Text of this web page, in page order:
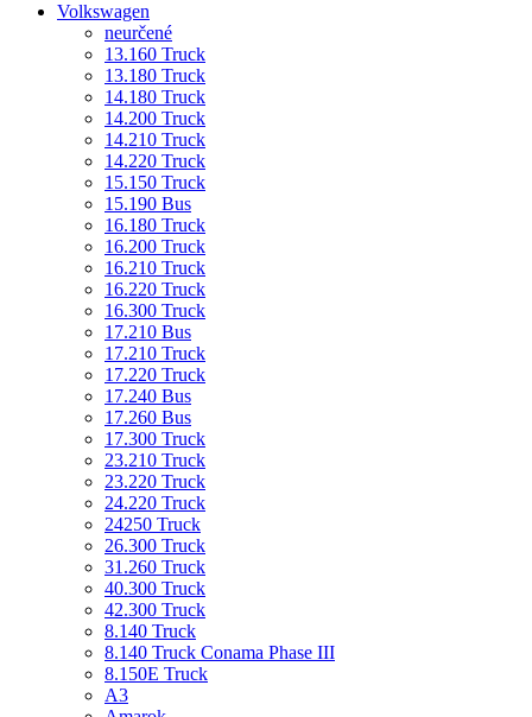
Volkswagen
neurčené
13.160 Truck
13.180 Truck
14.180 Truck
14.200 Truck
14.210 Truck
14.220 Truck
15.150 Truck
15.190 Bus
16.180 Truck
16.200 Truck
16.210 Truck
16.220 Truck
16.300 Truck
17.210 Bus
17.210 Truck
17.220 Truck
17.240 Bus
17.260 Bus
17.300 Truck
23.210 Truck
23.220 Truck
24.220 Truck
24250 Truck
26.300 Truck
31.260 Truck
40.300 Truck
42.300 Truck
8.140 Truck
8.140 Truck Conama Phase III
8.150E Truck
A3